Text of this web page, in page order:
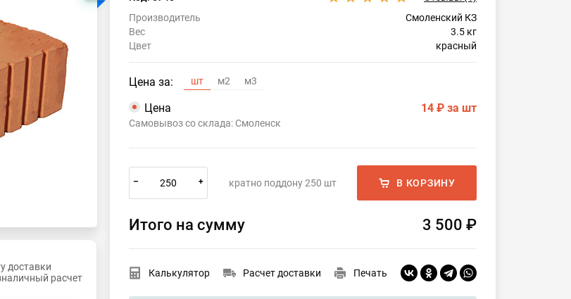
доставки
расчет
Производитель
Смоленский КЗ
Вес
3.5 кг
Цвет
красный
Цена за: шт м2 м3
Цена 14 ₽ за шт
Самовывоз со склада: Смоленск
– + кратно поддону 250 шт В КОРЗИНУ
Итого на сумму 3 500 ₽
Калькулятор Расчет доставки Печать